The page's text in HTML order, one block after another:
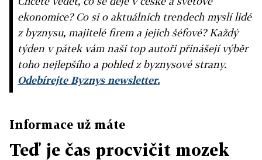
ekonomice? Co si o aktuálních trendech myslí lidé
z byznysu, majitelé firem a jejich šéfové? Každý
týden v pátek vám naši top autoři přinášejí výběr
toho nejlepšího a pohled z byznysové strany.
Odebírejte Byznys newsletter.
Informace už máte
Teď je čas procvičit mozek